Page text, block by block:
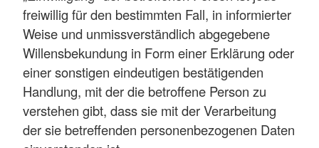
freiwillig für den bestimmten Fall, in informierter
Weise und unmissverständlich abgegebene
Willensbekundung in Form einer Erklärung oder
einer sonstigen eindeutigen bestätigenden
Handlung, mit der die betroffene Person zu
verstehen gibt, dass sie mit der Verarbeitung
der sie betreffenden personenbezogenen Daten